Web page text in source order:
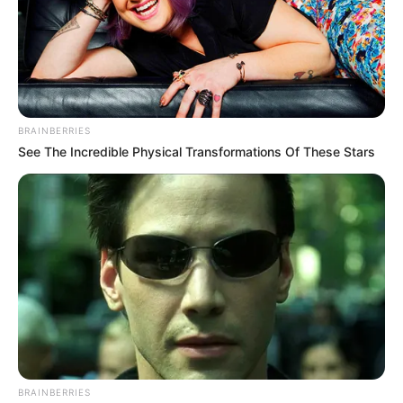
La rosa de Guadalupe(Las Estrellas | 2008), sebagai Quennie
Un gancho al corazón
(Las Estrellas | 2008), sebagai Luisa
Hernández
Código postal(Las Estrellas | 2006), sebagai Andrea Garza
Durán
Acara TV
100 mexicanos dijieron (Las Estrellas | 2019), sebagai Tamu
Conan(NBC | 2017), sebagai Tamu
Teater
Las que no sienten (2015), sebagai Marcela
Model Video Musik
BRAINBERRIES
See The Incredible Physical Transformations Of These Stars
BRAINBERRIES